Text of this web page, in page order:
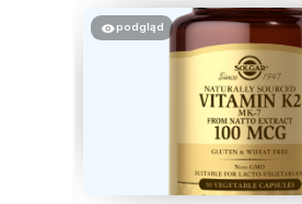
podgląd